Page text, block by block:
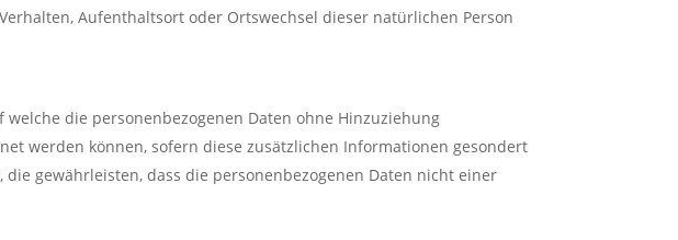
Aufenthaltsort oder Ortswechsel dieser natürlichen Person
die personenbezogenen Daten ohne Hinzuziehung
werden können, sofern diese zusätzlichen Informationen gesondert
gewährleisten, dass die personenbezogenen Daten nicht einer